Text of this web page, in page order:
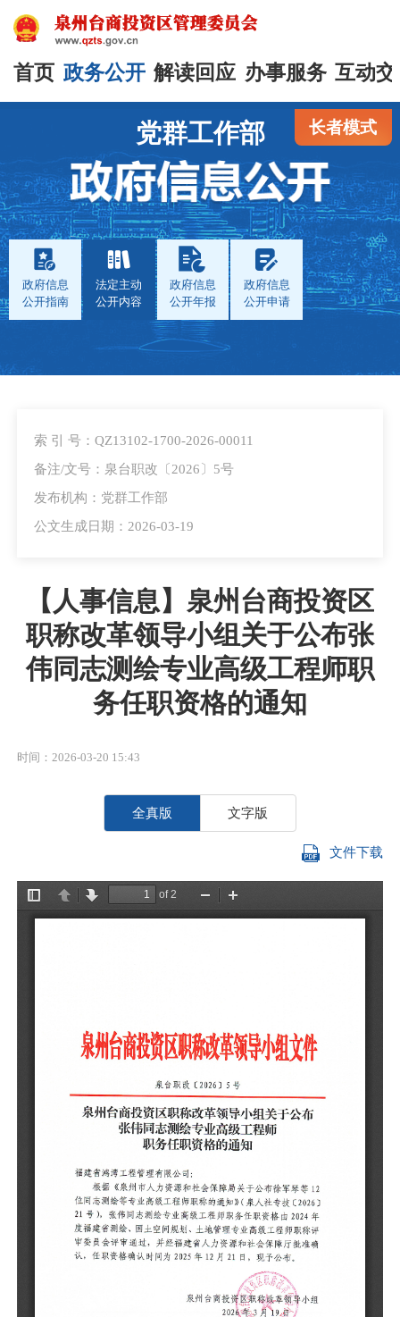
首页 政务公开 解读回应 办事服务 互动
长者模式
党群工作部
政府信息
公开指南
法定主动
公开内容
政府信息
公开年报
政府信息
公开申请
索 引 号：QZ13102-1700-2026-00011
备注/文号：泉台职改〔2026〕5号
发布机构：党群工作部
公文生成日期：2026-03-19
【人事信息】泉州台商投资区
职称改革领导小组关于公布张
伟同志测绘专业高级工程师职
务任职资格的通知
时间：2026-03-20 15:43
全真版 文字版
文件下载